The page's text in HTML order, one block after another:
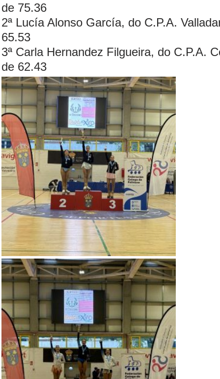
de 75.36
2ª Lucía Alonso García, do C.P.A.
65.53
3ª Carla Hernandez Filgueira, do C.P.A.
de 62.43